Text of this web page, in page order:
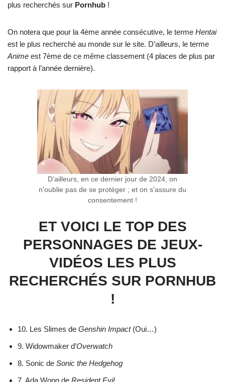
plus recherchés sur Pornhub !
On notera que pour la 4ème année consécutive, le terme Hentai
est le plus recherché au monde sur le site. D’ailleurs, le terme
Anime est 7ème de ce même classement (4 places de plus par
rapport à l’année dernière).
D’ailleurs, en ce dernier jour de 2024, on
n’oublie pas de se protéger ; et on s’assure du
consentement !
ET VOICI LE TOP DES
PERSONNAGES DE JEUX-
VIDÉOS LES PLUS
RECHERCHÉS SUR PORNHUB
!
10. Les Slimes de Genshin Impact(Oui…)
9. Widowmaker d’Overwatch
8. Sonic de Sonic the Hedgehog